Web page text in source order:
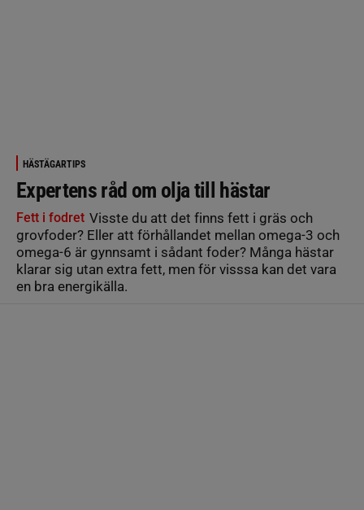
HÄSTÄGARTIPS
Expertens råd om olja till hästar
Fett i fodret Visste du att det finns fett i gräs och
grovfoder? Eller att förhållandet mellan omega-3 och
omega-6 är gynnsamt i sådant foder? Många hästar
klarar sig utan extra fett, men för visssa kan det vara
en bra energikälla.